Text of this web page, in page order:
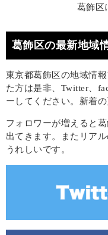
葛飾区
葛飾区の最新地域
東京都葛飾区の地域情
た方は是非、Twitter、
ーしてください。新着
フォロワーが増えると
出てきます。またリア
うれしいです。